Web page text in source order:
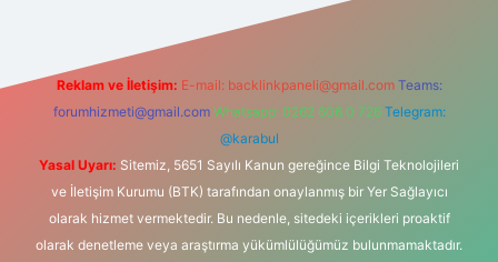
Reklam ve İletişim: E-mail: backlinkpaneli@gmail.com Teams:
forumhizmeti@gmail.com Whatsapp: 0262 606 0 726 Telegram:
@karabul
Yasal Uyarı: Sitemiz, 5651 Sayılı Kanun gereğince Bilgi Teknolojileri
ve İletişim Kurumu (BTK) tarafından onaylanmış bir Yer Sağlayıcı
olarak hizmet vermektedir. Bu nedenle, sitedeki içerikleri proaktif
olarak denetleme veya araştırma yükümlülüğümüz bulunmamaktadır.